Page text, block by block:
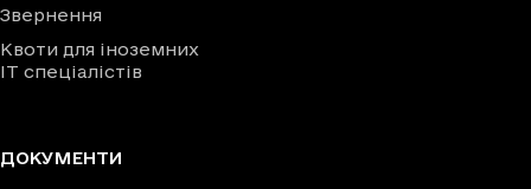
Звернення
Квоти для іноземних
IT спеціалістів
ДОКУМЕНТИ